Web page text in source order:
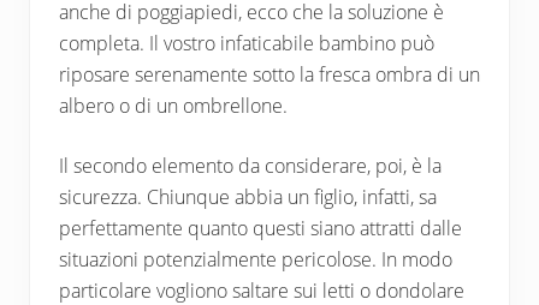
anche di poggiapiedi, ecco che la soluzione è
completa. Il vostro infaticabile bambino può
riposare serenamente sotto la fresca ombra di un
albero o di un ombrellone.
Il secondo elemento da considerare, poi, è la
sicurezza. Chiunque abbia un figlio, infatti, sa
perfettamente quanto questi siano attratti dalle
situazioni potenzialmente pericolose. In modo
particolare vogliono saltare sui letti o dondolare